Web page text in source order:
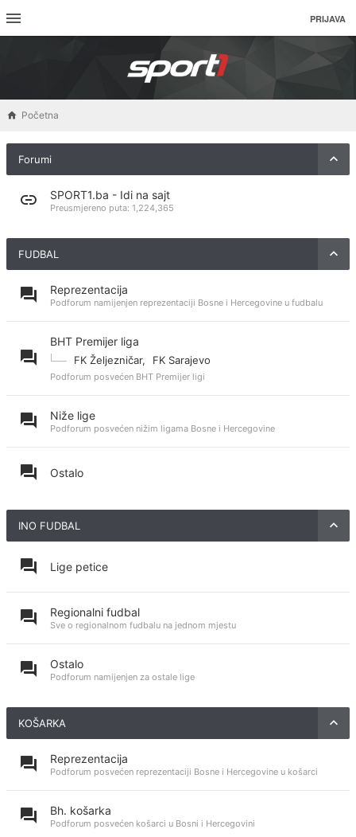
PRIJAVA
Početna
Forumi
SPORT1.ba - Idi na sajt
Preusmjereno puta: 1,224,365
FUDBAL
Reprezentacija
Podforum namijenjen reprezentaciji Bosne i Hercegovine u fudbalu
BHT Premijer liga
FK Željezničar, FK Sarajevo
Podforum posvećen BHT Premijer ligi
Niže lige
Podforum posvećen nižim ligama Bosne i Hercegovine
Ostalo
INO FUDBAL
Lige petice
Regionalni fudbal
Sve o regionalnom fudbalu na jednom mjestu
Ostalo
Podforum namijenjen za ostale lige
KOŠARKA
Reprezentacija
Podforum posvećen reprezentaciji Bosne i Hercegovine u košarci
Bh. košarka
Podforum posvećen košarci u Bosni i Hercegovini